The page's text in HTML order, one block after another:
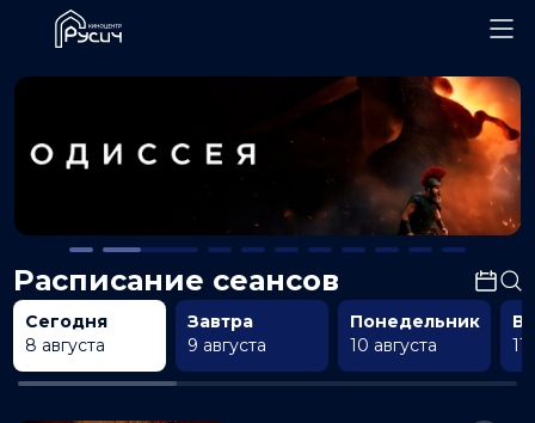
Расписание сеансов
Сегодня
8 августа
Завтра
9 августа
Понедельник
10 августа
11